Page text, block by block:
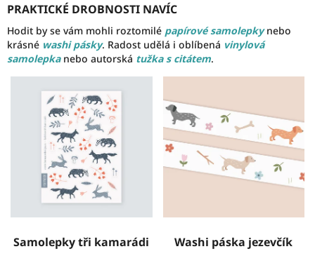
PRAKTICKÉ DROBNOSTI NAVÍC
Hodit by se vám mohli roztomilé papírové samolepkynebo
krásné washi pásky. Radost udělá i oblíbená vinylová
samolepkanebo autorská tužka s citátem.
Samolepky tři kamarádi Washi páska jezevčík